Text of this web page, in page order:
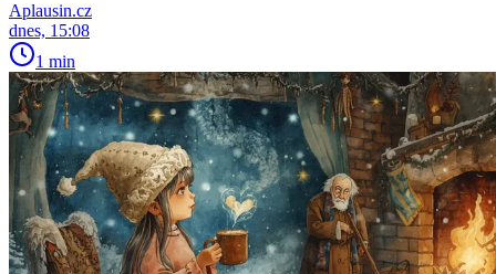
Aplausin.cz
dnes, 15:08
1 min